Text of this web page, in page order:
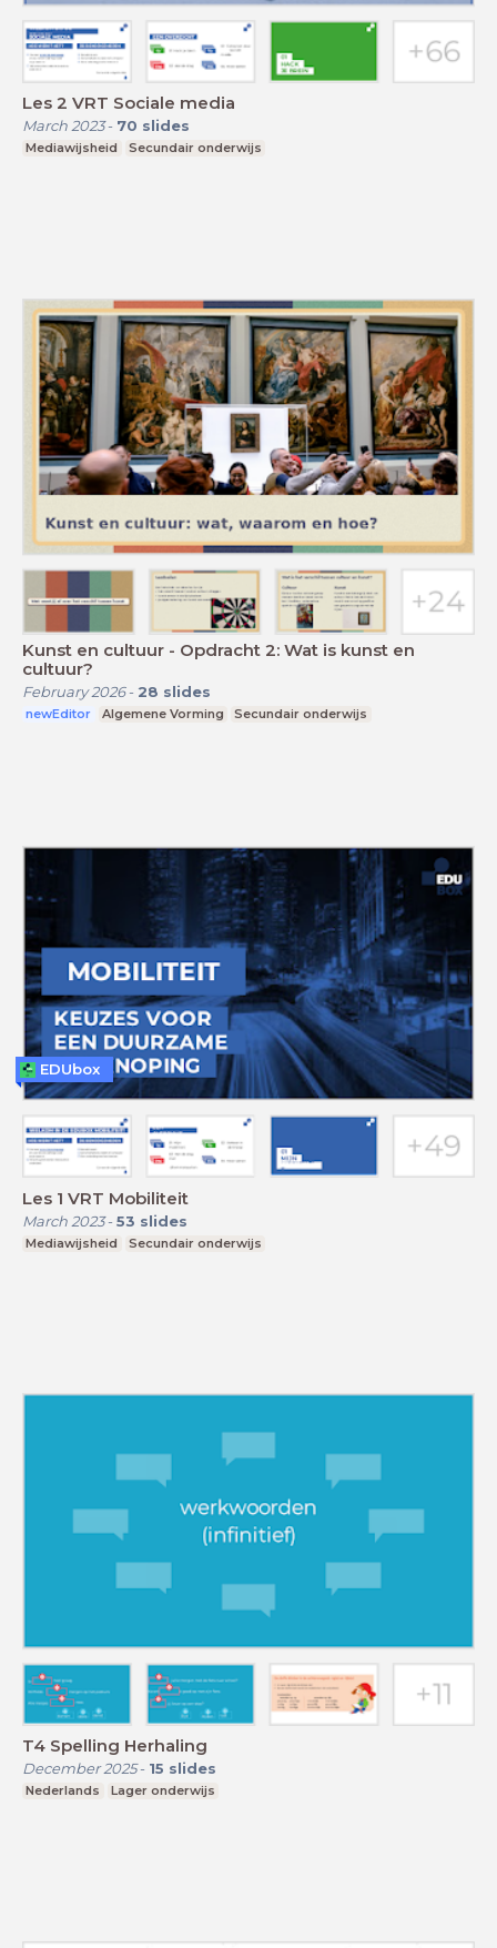
Les 2 VRT Sociale media
March 2023- 70 slides
Mediawijsheid Secundair onderwijs
Kunst en cultuur - Opdracht 2: Wat is kunst en
cultuur?
February 2026- 28 slides
newEditor Algemene Vorming Secundair onderwijs
Les 1 VRT Mobiliteit
March 2023- 53 slides
Mediawijsheid Secundair onderwijs
EDUbox
T4 Spelling Herhaling
December 2025- 15 slides
Nederlands Lager onderwijs